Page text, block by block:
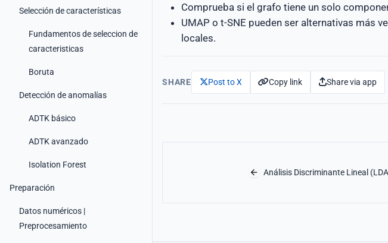
Selección de características
Fundamentos de seleccion de
caracteristicas
Boruta
Detección de anomalías
ADTK básico
ADTK avanzado
Isolation Forest
Preparación
Datos numéricos |
Preprocesamiento
Comprueba si el grafo tiene un solo
UMAP o t-SNE pueden ser alternativas más
locales.
SHARE Post to X Copy link Share via app
Análisis Discriminante Lineal